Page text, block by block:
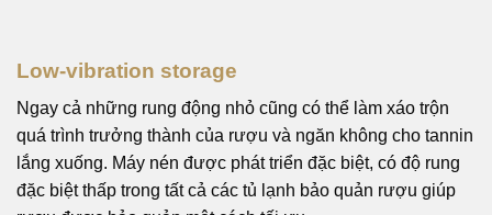
Low-vibration storage
Ngay cả những rung động nhỏ cũng có thể làm xáo trộn
quá trình trưởng thành của rượu và ngăn không cho tannin
lắng xuống. Máy nén được phát triển đặc biệt, có độ rung
đặc biệt thấp trong tất cả các tủ lạnh bảo quản rượu giúp